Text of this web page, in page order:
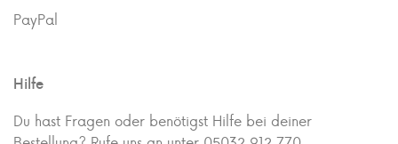
PayPal
Hilfe
Du hast Fragen oder benötigst Hilfe bei deiner